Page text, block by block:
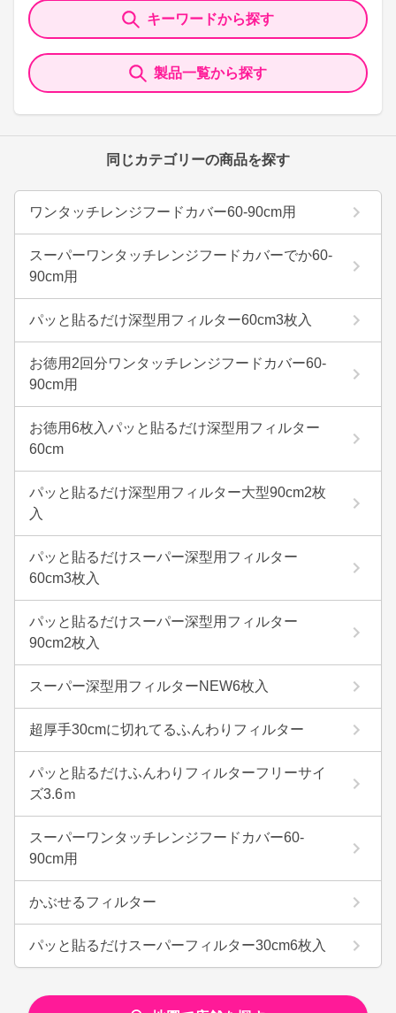
キーワードから探す
製品一覧から探す
同じカテゴリーの商品を探す
ワンタッチレンジフードカバー60-90cm用
スーパーワンタッチレンジフードカバーでか60-
90cm用
パッと貼るだけ深型用フィルター60cm3枚入
お徳用2回分ワンタッチレンジフードカバー60-
90cm用
お徳用6枚入パッと貼るだけ深型用フィルター
60cm
パッと貼るだけ深型用フィルター大型90cm2枚
入
パッと貼るだけスーパー深型用フィルター
60cm3枚入
パッと貼るだけスーパー深型用フィルター
90cm2枚入
スーパー深型用フィルターNEW6枚入
超厚手30cmに切れてるふんわりフィルター
パッと貼るだけふんわりフィルターフリーサイ
ズ3.6ｍ
スーパーワンタッチレンジフードカバー60-
90cm用
かぶせるフィルター
パッと貼るだけスーパーフィルター30cm6枚入